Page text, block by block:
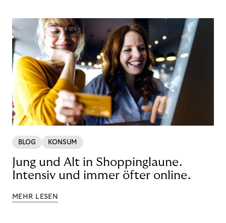
BLOG KONSUM
Jung und Alt in Shoppinglaune.
Intensiv und immer öfter online.
MEHR LESEN